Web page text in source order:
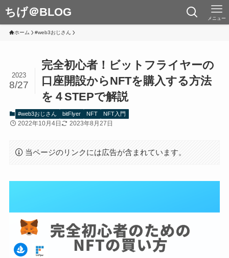
ちげ＠BLOG メニュー
ホーム #web3おじさん
完全初心者！ビットフライヤーの
口座開設からNFTを購入する方法
を４STEPで解説
2023
8/27
#web3おじさん bitFlyer NFT NFT入門
2022年10月4日 2023年8月27日
当ページのリンクには広告が含まれています。